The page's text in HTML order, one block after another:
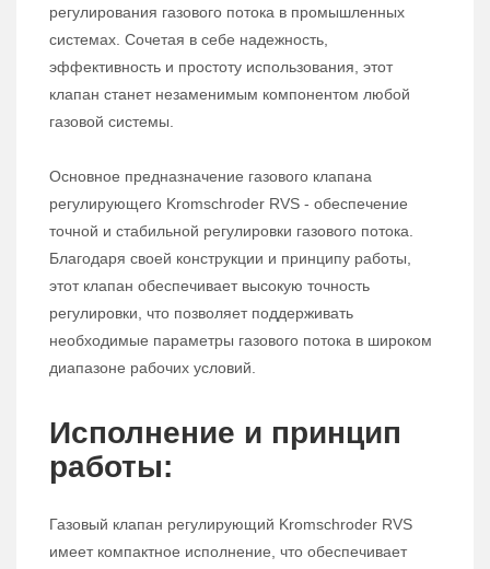
регулирования газового потока в промышленных
системах. Сочетая в себе надежность,
эффективность и простоту использования, этот
клапан станет незаменимым компонентом любой
газовой системы.
Основное предназначение газового клапана
регулирующего Kromschroder RVS - обеспечение
точной и стабильной регулировки газового потока.
Благодаря своей конструкции и принципу работы,
этот клапан обеспечивает высокую точность
регулировки, что позволяет поддерживать
необходимые параметры газового потока в широком
диапазоне рабочих условий.
Исполнение и принцип
работы:
Газовый клапан регулирующий Kromschroder RVS
имеет компактное исполнение, что обеспечивает